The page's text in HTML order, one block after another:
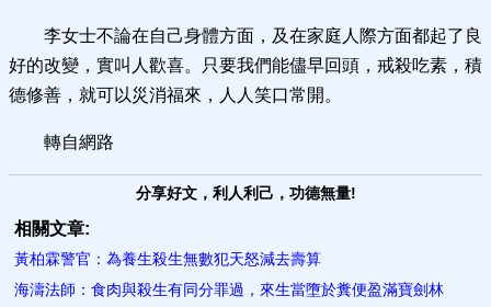
李女士不論在自己身體方面，及在家庭人際方面都起了良
好的改變，實叫人歡喜。只要我們能儘早回頭，戒殺吃素，積
德修善，就可以災消福來，人人笑口常開。
轉自網路
分享好文，利人利己，功德無量!
相關文章:
黃柏霖警官：為養生殺生無數犯天怒減去壽算
海濤法師：食肉與殺生有同分罪過，來生當墮於糞便盈滿寶劍林